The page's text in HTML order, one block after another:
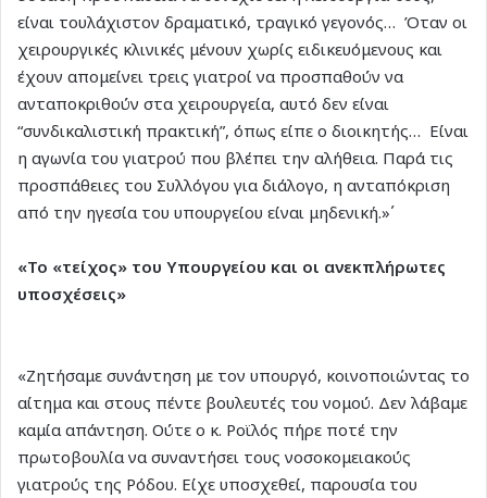
είναι τουλάχιστον δραματικό, τραγικό γεγονός… Όταν οι
χειρουργικές κλινικές μένουν χωρίς ειδικευόμενους και
έχουν απομείνει τρεις γιατροί να προσπαθούν να
ανταποκριθούν στα χειρουργεία, αυτό δεν είναι
“συνδικαλιστική πρακτική”, όπως είπε ο διοικητής… Είναι
η αγωνία του γιατρού που βλέπει την αλήθεια. Παρά τις
προσπάθειες του Συλλόγου για διάλογο, η ανταπόκριση
από την ηγεσία του υπουργείου είναι μηδενική.»΄
«Το «τείχος» του Υπουργείου και οι ανεκπλήρωτες
υποσχέσεις»
«Ζητήσαμε συνάντηση με τον υπουργό, κοινοποιώντας το
αίτημα και στους πέντε βουλευτές του νομού. Δεν λάβαμε
καμία απάντηση. Ούτε ο κ. Ροϊλός πήρε ποτέ την
πρωτοβουλία να συναντήσει τους νοσοκομειακούς
γιατρούς της Ρόδου. Είχε υποσχεθεί, παρουσία του